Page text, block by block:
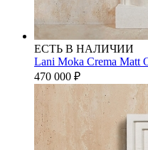
ЕСТЬ В НАЛИЧИИ
Lani Moka Crema Matt
470 000 ₽